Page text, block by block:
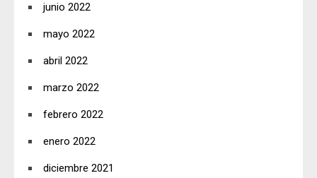
junio 2022
mayo 2022
abril 2022
marzo 2022
febrero 2022
enero 2022
diciembre 2021